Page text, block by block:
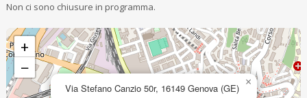
Non ci sono chiusure in programma.
Via Stefano Canzio 50r, 16149 Genova (GE) ×
+
−